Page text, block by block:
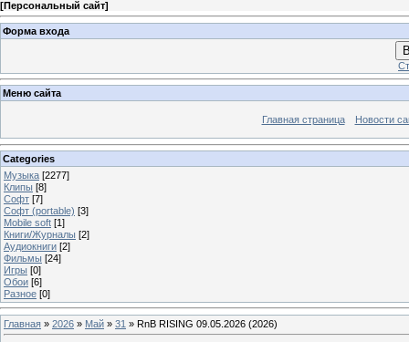
[Персональный сайт]
Форма входа
Меню сайта
Главная страница Новости
Categories
Музыка [2277]
Клипы [8]
Софт [7]
Софт (portable) [3]
Mobile soft [1]
Книги/Журналы [2]
Аудиокниги [2]
Фильмы [24]
Игры [0]
Обои [6]
Разное [0]
Главная » 2026 » Май » 31 » RnB RISING 09.05.2026 (2026)